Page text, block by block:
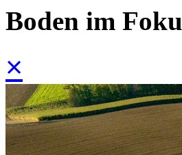
Boden im
×